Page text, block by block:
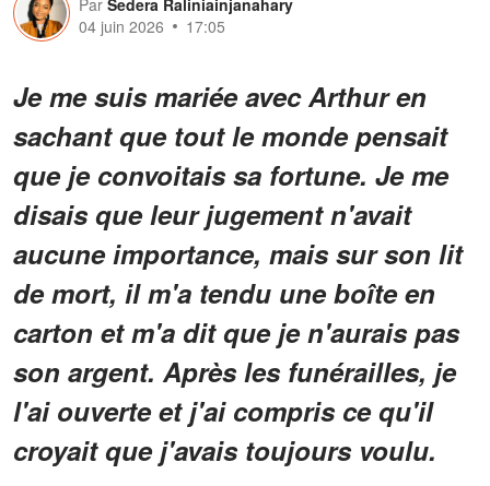
Par Sedera Raliniainjanahary
04 juin 2026
17:05
Je me suis mariée avec Arthur en
sachant que tout le monde pensait
que je convoitais sa fortune. Je me
disais que leur jugement n'avait
aucune importance, mais sur son lit
de mort, il m'a tendu une boîte en
carton et m'a dit que je n'aurais pas
son argent. Après les funérailles, je
l'ai ouverte et j'ai compris ce qu'il
croyait que j'avais toujours voulu.